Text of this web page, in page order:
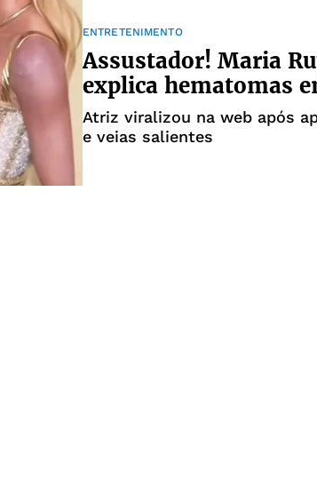
ENTRETENIMENTO
Assustador! Maria
explica hematomas
Atriz viralizou na web após
e veias salientes